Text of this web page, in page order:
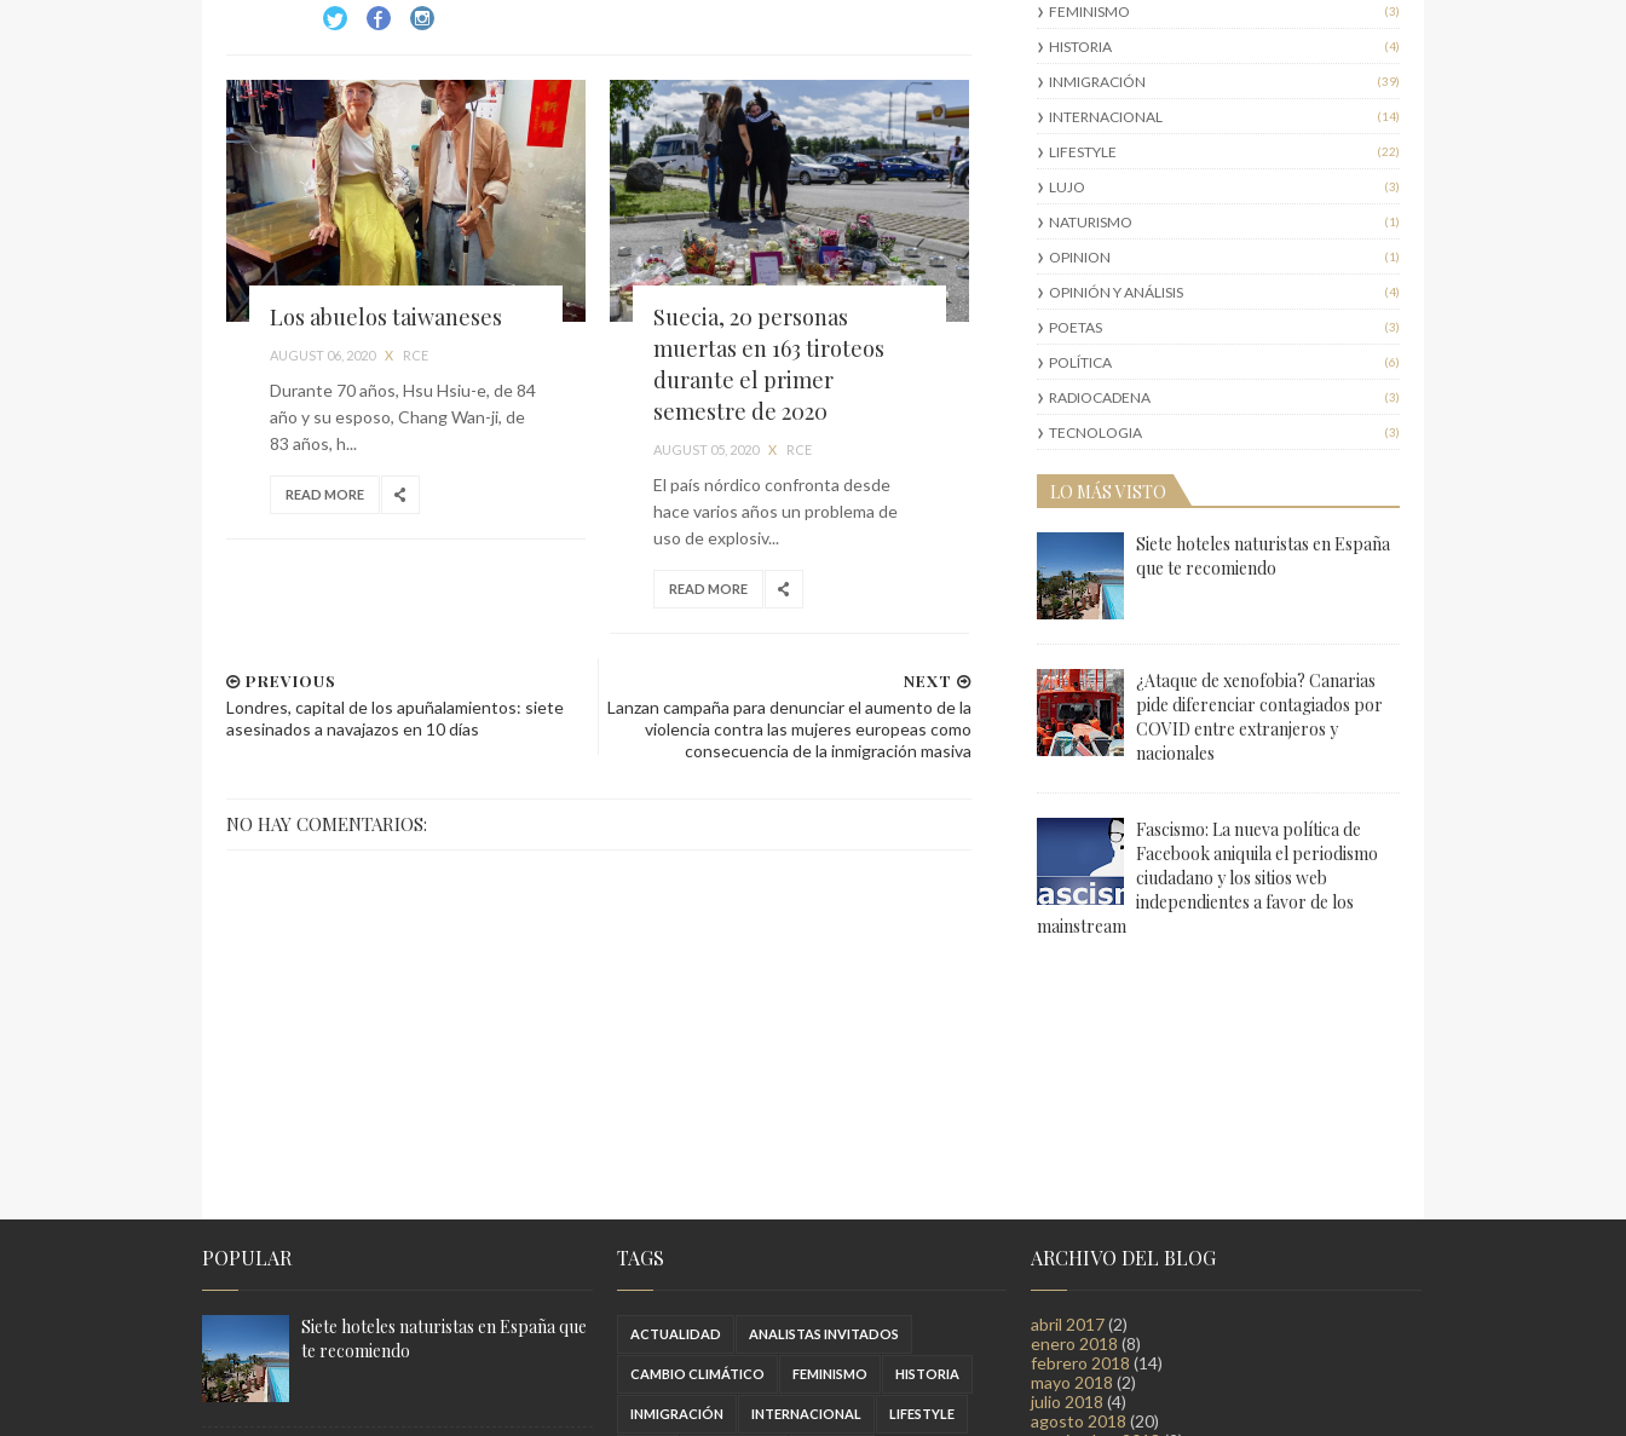
Los abuelos taiwaneses
AUGUST 06, 2020 X RCE
Durante 70 años, Hsu Hsiu-e, de 84
año y su esposo, Chang Wan-ji, de
83 años, h...
READ MORE
Suecia, 20 personas
muertas en 163 tiroteos
durante el primer
semestre de 2020
AUGUST 05, 2020 X RCE
El país nórdico confronta desde
hace varios años un problema de
uso de explosiv...
READ MORE
NEXT
Lanzan campaña para denunciar el aumento de la
violencia contra las mujeres europeas como
consecuencia de la inmigración masiva
PREVIOUS
Londres, capital de los apuñalamientos: siete
asesinados a navajazos en 10 días
NO HAY COMENTARIOS:
FEMINISMO (3)
HISTORIA (4)
INMIGRACIÓN (39)
INTERNACIONAL (14)
LIFESTYLE (22)
LUJO (3)
NATURISMO (1)
OPINION (1)
OPINIÓN Y ANÁLISIS (4)
POETAS (3)
POLÍTICA (6)
RADIOCADENA (3)
TECNOLOGIA (3)
LO MÁS VISTO
Siete hoteles naturistas en España
que te recomiendo
¿Ataque de xenofobia? Canarias
pide diferenciar contagiados por
COVID entre extranjeros y
nacionales
Fascismo: La nueva política de
Facebook aniquila el periodismo
ciudadano y los sitios web
independientes a favor de los
mainstream
POPULAR
Siete hoteles naturistas en España que
te recomiendo
TAGS
ACTUALIDAD ANALISTAS INVITADOS
CAMBIO CLIMÁTICO FEMINISMO HISTORIA
INMIGRACIÓN INTERNACIONAL LIFESTYLE
ARCHIVO DEL BLOG
abril 2017(2)
enero 2018 (8)
febrero 2018 (14)
mayo 2018 (2)
julio 2018 (4)
agosto 2018 (20)